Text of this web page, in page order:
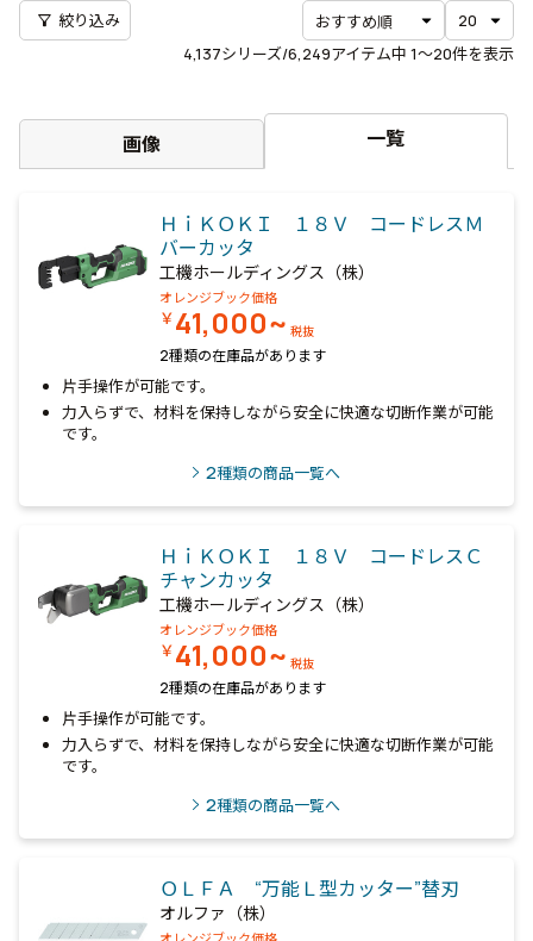
4,137シリーズ/6,249アイテム中 1〜20件を表示
filter_alt 絞り込み
画像 一覧
ＨｉＫＯＫＩ １８Ｖ コードレスＭ
バーカッタ
工機ホールディングス（株）
オレンジブック価格
￥41,000~ 税抜
2種類の在庫品があります
片手操作が可能です。
力入らずで、材料を保持しながら安全に快適な切断作業が可能
です。
2種類の商品一覧へ
ＨｉＫＯＫＩ １８Ｖ コードレスＣ
チャンカッタ
工機ホールディングス（株）
オレンジブック価格
￥41,000~ 税抜
2種類の在庫品があります
片手操作が可能です。
力入らずで、材料を保持しながら安全に快適な切断作業が可能
です。
2種類の商品一覧へ
ＯＬＦＡ “万能Ｌ型カッター”替刃
オルファ（株）